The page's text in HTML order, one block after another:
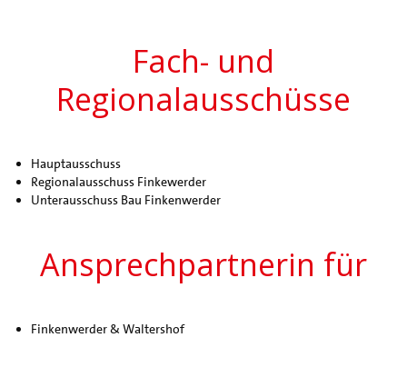
Fach- und
Regionalausschüsse
Hauptausschuss
Regionalausschuss Finkewerder
Unterausschuss Bau Finkenwerder
Ansprechpartnerin für
Finkenwerder & Waltershof